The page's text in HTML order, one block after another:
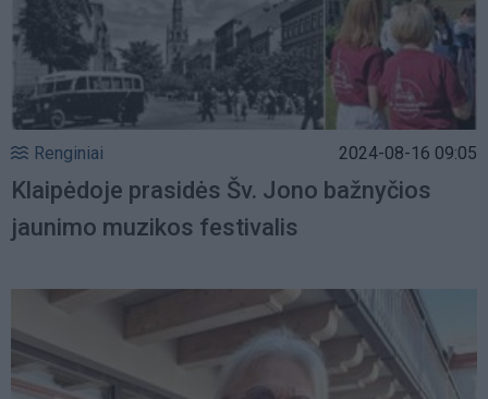
Renginiai 2024-08-16 09:05
Klaipėdoje prasidės Šv. Jono bažnyčios
jaunimo muzikos festivalis